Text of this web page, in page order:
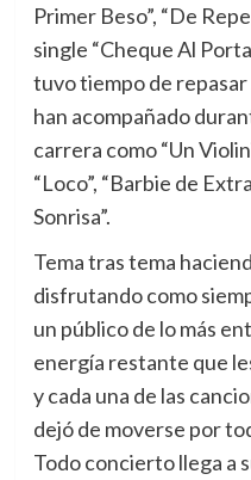
Primer Beso”, “De
single “Cheque Al
tuvo tiempo de
han acompañado
carrera como “Un
“Loco”, “Barbie de
Sonrisa”.
Tema tras tema
disfrutando como
un público de lo más
energía restante que
y cada una de las
dejó de moverse por
Todo concierto llega a